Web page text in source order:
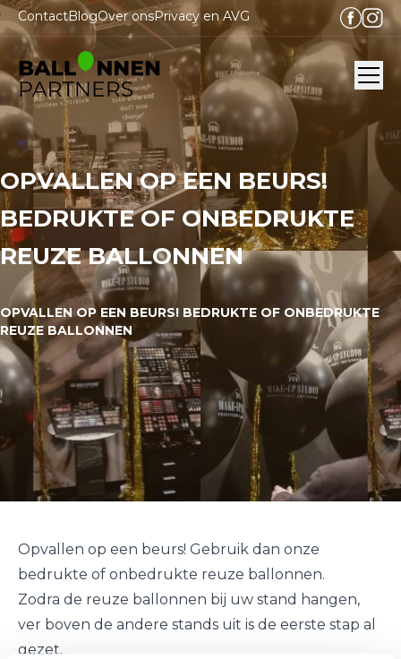
ContactBlogOver onsPrivacy en AVG
OPVALLEN OP EEN BEURS!
BEDRUKTE OF ONBEDRUKTE
REUZE BALLONNEN
OPVALLEN OP EEN BEURS! BEDRUKTE OF ONBEDRUKTE
REUZE BALLONNEN
Opvallen op een beurs! Gebruik dan onze
bedrukte of onbedrukte reuze ballonnen.
Zodra de reuze ballonnen bij uw stand hangen,
ver boven de andere stands uit is de eerste stap al
gezet.